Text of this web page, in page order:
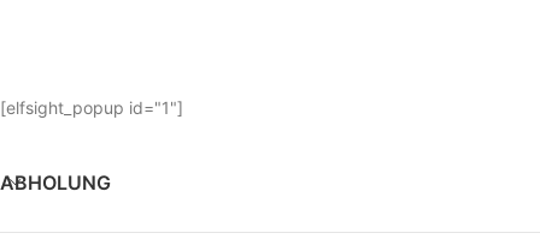
[elfsight_popup id="1"]
ABHOLUNG